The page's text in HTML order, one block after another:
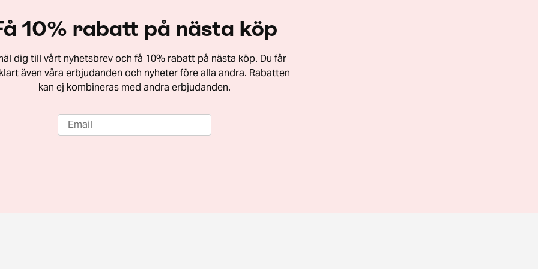
10% rabatt på nästa köp
dig till vårt nyhetsbrev och få 10% rabatt på nästa köp. Du får
även våra erbjudanden och nyheter före alla andra. Rabatten
kan ej kombineras med andra erbjudanden.